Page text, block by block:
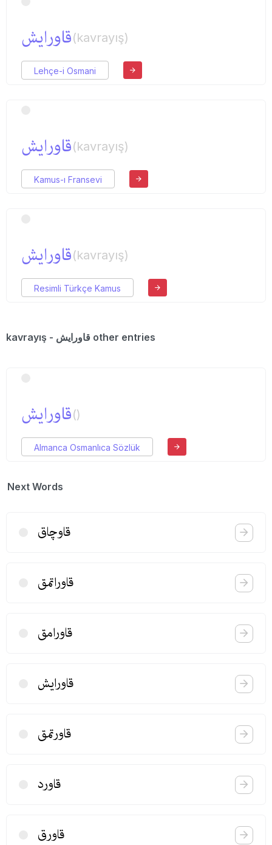
قاورایش(kavrayış)
Lehçe-i Osmani
قاورایش(kavrayış)
Kamus-ı Fransevi
قاورایش(kavrayış)
Resimli Türkçe Kamus
kavrayış - قاورایش other entries
قاورایش()
Almanca Osmanlıca Sözlük
Next Words
قاوچاق
قاوراتمق
قاورامق
قاورایش
قاورتمق
قاورد
قاورق